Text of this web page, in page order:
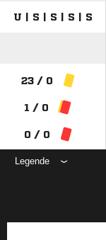
U | S | S | S | S
23 / 0
1 / 0
0 / 0
Legende